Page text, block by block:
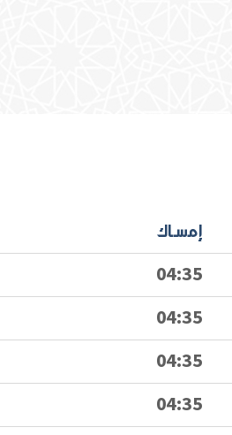
إمساك
04:35
04:35
04:35
04:35